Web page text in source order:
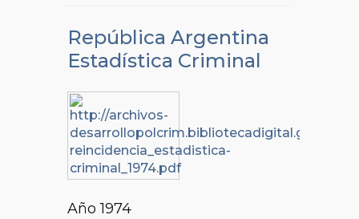
República Argentina
Estadística Criminal
Año 1974